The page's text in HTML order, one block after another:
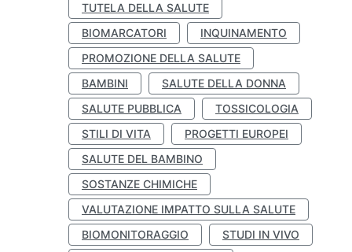
TUTELA DELLA SALUTE
BIOMARCATORI
INQUINAMENTO
PROMOZIONE DELLA SALUTE
BAMBINI
SALUTE DELLA DONNA
SALUTE PUBBLICA
TOSSICOLOGIA
STILI DI VITA
PROGETTI EUROPEI
SALUTE DEL BAMBINO
SOSTANZE CHIMICHE
VALUTAZIONE IMPATTO SULLA SALUTE
BIOMONITORAGGIO
STUDI IN VIVO